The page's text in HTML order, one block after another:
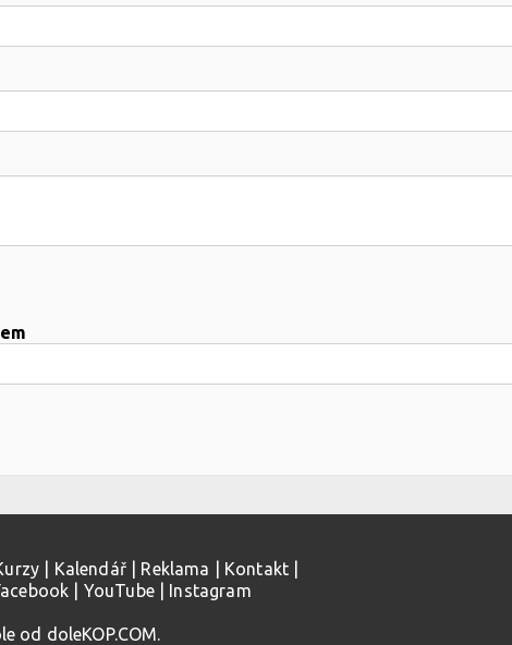
Kalendář| Reklama Kontakt
YouTube| Instagram
od doleKOP.COM.